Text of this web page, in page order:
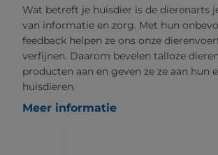
Wat betreft je huisdier is de dierenarts
van informatie en zorg. Met hun
feedback helpen ze ons onze
verfijnen. Daarom bevelen talloze
producten aan en geven ze ze aan hun
huisdieren.
Meer informatie